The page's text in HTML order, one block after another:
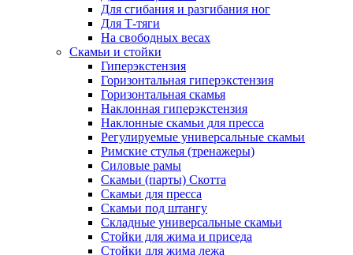
Для сгибания и разгибания ног
Для Т-тяги
На свободных весах
Скамьи и стойки
Гиперэкстензия
Горизонтальная гиперэкстензия
Горизонтальная скамья
Наклонная гиперэкстензия
Наклонные скамьи для пресса
Регулируемые универсальные скамьи
Римские стулья (тренажеры)
Силовые рамы
Скамьи (парты) Скотта
Скамьи для пресса
Скамьи под штангу
Складные универсальные скамьи
Стойки для жима и приседа
Стойки для жима лежа